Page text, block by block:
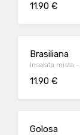
11.90 €
Brasiliana
Insalata mista
11.90 €
Golosa